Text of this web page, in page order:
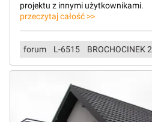
projektu z innymi użytkownikami.
przeczytaj całość >>
forum L-6515 BROCHOCINEK 2